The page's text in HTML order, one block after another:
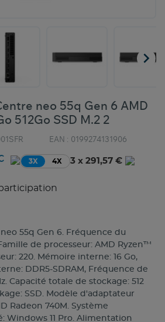

neo 55q Gen 6 AMD
512Go SSD M.2 2
EAN : 0199274131906
3X 4X 3 x 291,57 €
55q Gen 6. Fréquence du
de processeur: AMD Ryzen™
220. Mémoire interne: 16 Go,
DDR5-SDRAM, Fréquence de
Capacité totale de stockage: 512
SSD. Modèle d'adaptateur
Radeon 740M. Système
Windows 11 Pro. Alimentation